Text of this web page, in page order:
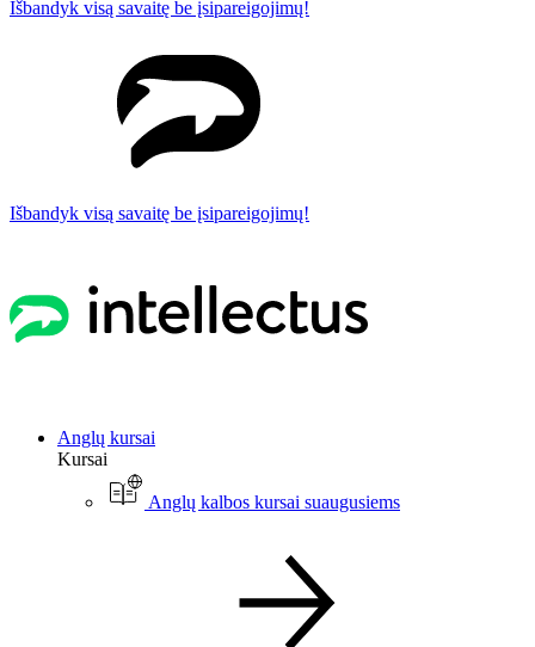
Išbandyk visą savaitę be įsipareigojimų!
Išbandyk visą savaitę be įsipareigojimų!
Anglų kursai
Kursai
Anglų kalbos kursai suaugusiems